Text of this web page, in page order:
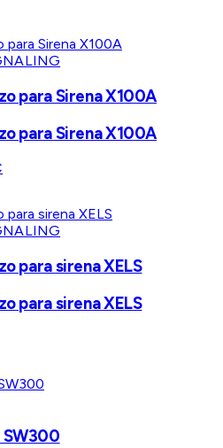
para Sirena X100A
para Sirena X100A
para sirena XELS
para sirena XELS
SW300